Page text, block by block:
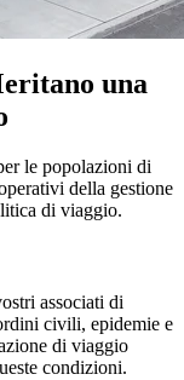
una
le popolazioni di
della gestione
di viaggio.
associati di
civili, epidemie e
di viaggio
condizioni.